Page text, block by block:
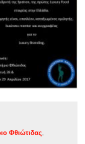
Φθιώτιδας